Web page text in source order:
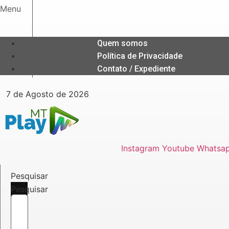
Ir
conteúdo
Menu
Quem somos
Política de Privacidade
Contato / Expediente
7 de Agosto de 2026
Instagram Youtube
Pesquisar
Pesquisar